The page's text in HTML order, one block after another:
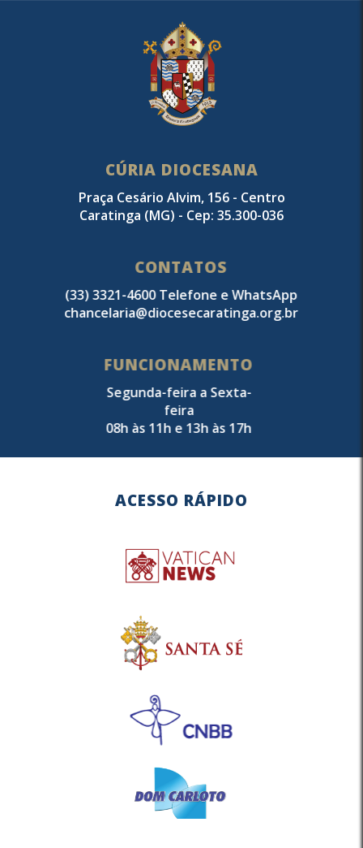
CÚRIA DIOCESANA
Praça Cesário Alvim, 156 - Centro
Caratinga (MG) - Cep: 35.300-036
CONTATOS
(33) 3321-4600 Telefone e WhatsApp
chancelaria@diocesecaratinga.org.br
FUNCIONAMENTO
Segunda-feira a Sexta-
feira
08h às 11h e 13h às 17h
ACESSO RÁPIDO